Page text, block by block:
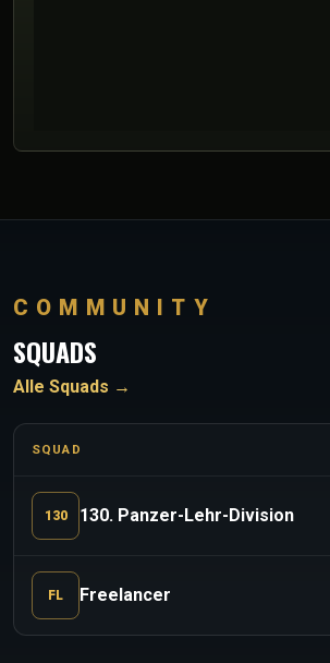
COMMUNITY
SQUADS
Alle Squads →
SQUAD
130 130. Panzer-Lehr-Division
FL Freelancer